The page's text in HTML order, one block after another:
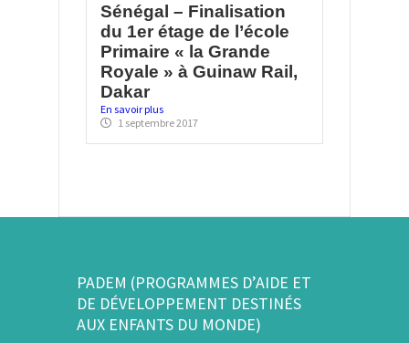
Sénégal – Finalisation
du 1er étage de l’école
Primaire « la Grande
Royale » à Guinaw Rail,
Dakar
En savoir plus
1 septembre 2017
PADEM (PROGRAMMES D’AIDE ET
DE DÉVELOPPEMENT DESTINÉS
AUX ENFANTS DU MONDE)